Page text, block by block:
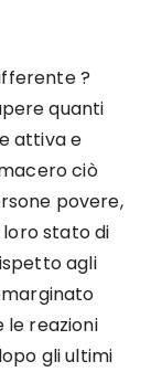
?
quanti
attiva e
ciò
povere,
loro stato di
agli
le reazioni
gli ultimi